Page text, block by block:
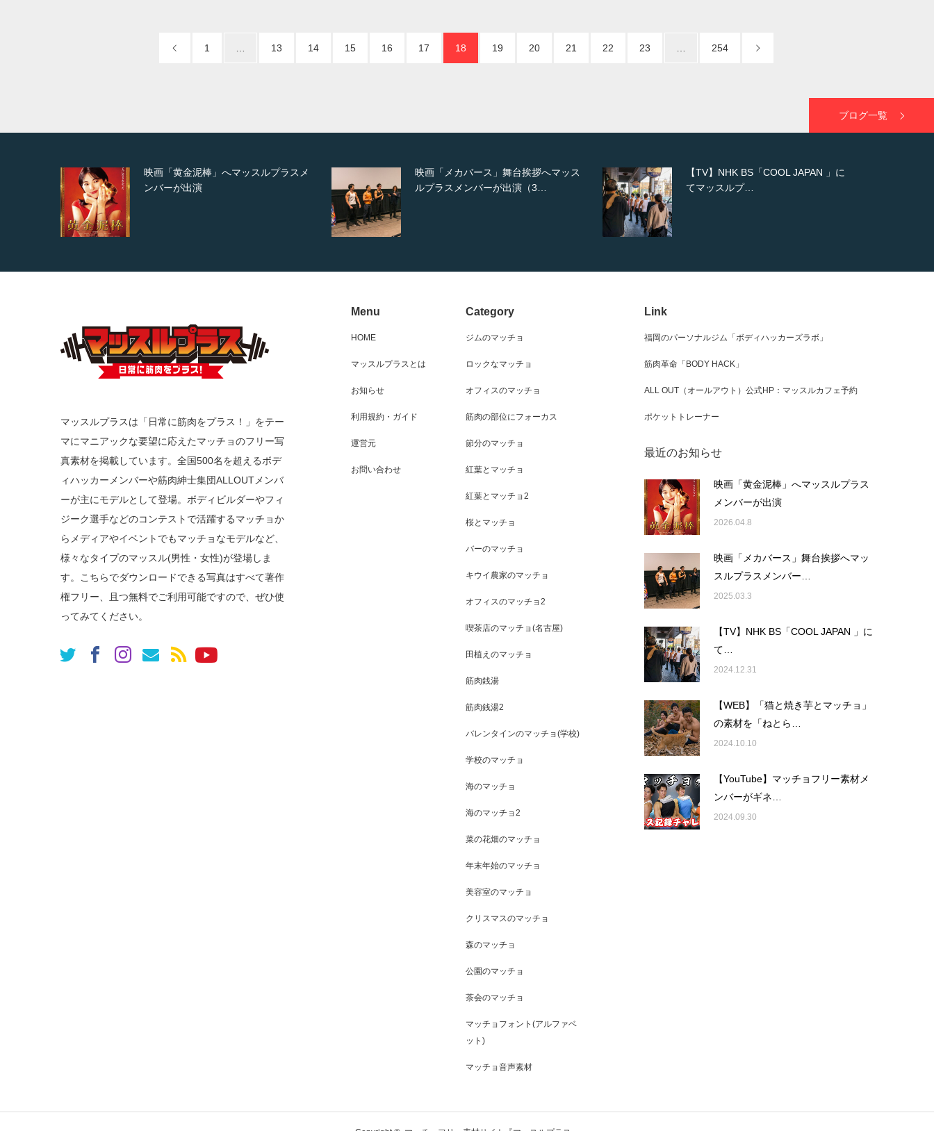
1 13 14 15 16 17 18 19 20 21 22 23 254
ブログ一覧
映画「メカバース」舞台挨拶へマッス
ルプラスメンバーが出演（3…
【TV】NHK BS「COOL JAPAN 」に
てマッスルプ…
【WEB】「猫と焼き芋とマッチョ」
の素材を「ねとらぼ」さんに…
マッスルプラスは「日常に筋肉をプラス！」をテー
マにマニアックな要望に応えたマッチョのフリー写
真素材を掲載しています。全国500名を超えるボデ
ィハッカーメンバーや筋肉紳士集団ALLOUTメンバ
ーが主にモデルとして登場。ボディビルダーやフィ
ジーク選手などのコンテストで活躍するマッチョか
らメディアやイベントでもマッチョなモデルなど、
様々なタイプのマッスル(男性・女性)が登場しま
す。こちらでダウンロードできる写真はすべて著作
権フリー、且つ無料でご利用可能ですので、ぜひ使
ってみてください。
Menu
HOME
マッスルプラスとは
お知らせ
利用規約・ガイド
運営元
お問い合わせ
Category
ジムのマッチョ
ロックなマッチョ
オフィスのマッチョ
筋肉の部位にフォーカス
節分のマッチョ
紅葉とマッチョ
紅葉とマッチョ2
桜とマッチョ
バーのマッチョ
キウイ農家のマッチョ
オフィスのマッチョ2
喫茶店のマッチョ(名古屋)
田植えのマッチョ
筋肉銭湯
筋肉銭湯2
バレンタインのマッチョ(学校)
学校のマッチョ
海のマッチョ
海のマッチョ2
菜の花畑のマッチョ
年末年始のマッチョ
美容室のマッチョ
クリスマスのマッチョ
森のマッチョ
公園のマッチョ
茶会のマッチョ
マッチョフォント(アルファベ
ット)
マッチョ音声素材
Link
福岡のパーソナルジム「ボディハッカーズラボ」
筋肉革命「BODY HACK」
ALL OUT（オールアウト）公式HP：マッスルカフェ予約
ポケットトレーナー
最近のお知らせ
映画「黄金泥棒」へマッスルプラス
メンバーが出演
2026.04.8
映画「メカバース」舞台挨拶へマッ
スルプラスメンバー…
2025.03.3
【TV】NHK BS「COOL JAPAN 」に
て…
2024.12.31
【WEB】「猫と焼き芋とマッチョ」
の素材を「ねとら…
2024.10.10
【YouTube】マッチョフリー素材メ
ンバーがギネ…
2024.09.30